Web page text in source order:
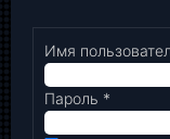
Имя
Пароль *